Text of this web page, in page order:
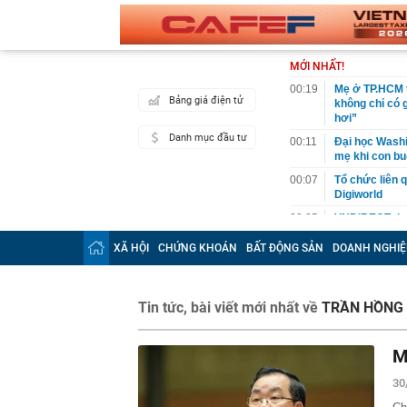
Bảng giá điện tử
Danh mục đầu tư
MỚI NHẤT!
00:19
Mẹ ở
không chỉ có
hơi”
00:11
Đại học
mẹ khi con
00:07
Tổ chức liên
Digiworld
00:05
VNDIRECT
khoán
Doanh
tức tiền mặt
00:02
"Sự thật" về
Chuyên gia
00:01
XÃ HỘI CHỨNG KHOÁN BẤT ĐỘNG SẢN DOANH
Tin tức, bài viết mới nhất về TRẦN